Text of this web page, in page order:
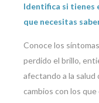
Identifica si tienes
que necesitas
Conoce los
perdido el brillo,
afectando a la salud
cambios con los